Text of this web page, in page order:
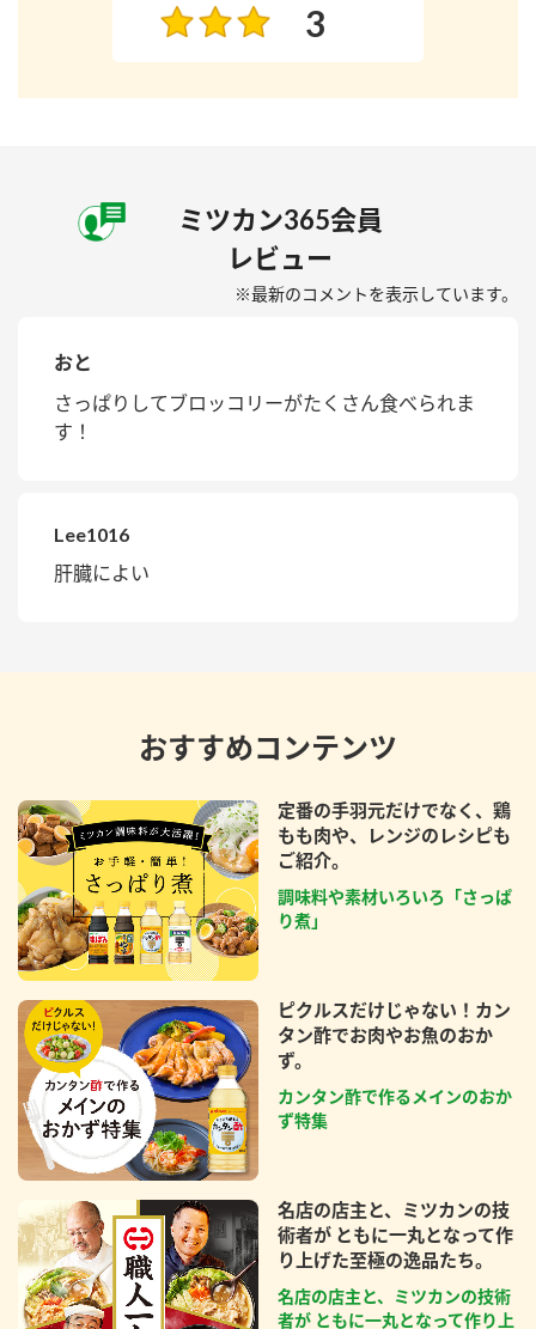
3
ミツカン365会員
レビュー
※最新のコメントを表示しています。
おと
さっぱりしてブロッコリーがたくさん食べられま
す！
Lee1016
肝臓によい
おすすめコンテンツ
定番の手羽元だけでなく、鶏
もも肉や、レンジのレシピも
ご紹介。
調味料や素材いろいろ「さっぱ
り煮」
ピクルスだけじゃない！カン
タン酢でお肉やお魚のおか
ず。
カンタン酢で作るメインのおか
ず特集
名店の店主と、ミツカンの技
術者が ともに一丸となって作
り上げた至極の逸品たち。
名店の店主と、ミツカンの技術
者が ともに一丸となって作り上